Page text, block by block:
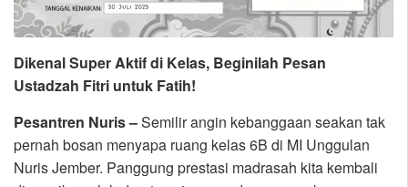
Dikenal Super Aktif di Kelas, Beginilah Pesan
Ustadzah Fitri untuk Fatih!
Pesantren Nuris –Semilir angin kebanggaan seakan tak
pernah bosan menyapa ruang kelas 6B di MI Unggulan
Nuris Jember. Panggung prestasi madrasah kita kembali